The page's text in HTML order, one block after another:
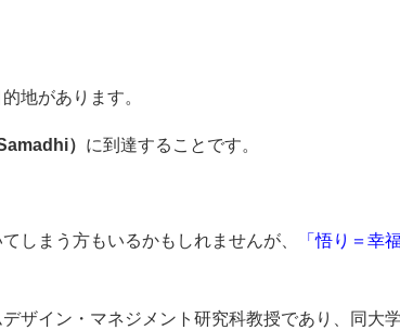
地があります。
） に到達することです。
しまう方もいるかもしれませんが、 「悟り＝幸
ザイン・マネジメント研究科教授であり、同大